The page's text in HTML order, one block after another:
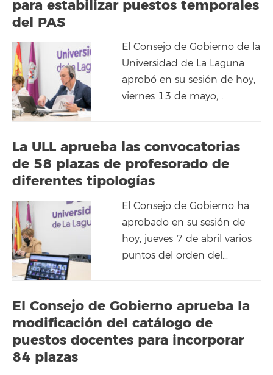
para estabilizar puestos temporales
del PAS
El Consejo de Gobierno de la
Universidad de La Laguna
aprobó en su sesión de hoy,
viernes 13 de mayo,…
La ULL aprueba las convocatorias
de 58 plazas de profesorado de
diferentes tipologías
El Consejo de Gobierno ha
aprobado en su sesión de
hoy, jueves 7 de abril varios
puntos del orden del…
El Consejo de Gobierno aprueba la
modificación del catálogo de
puestos docentes para incorporar
84 plazas